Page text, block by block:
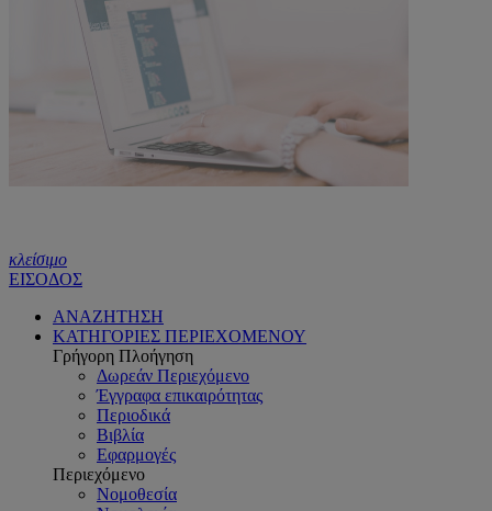
κλείσιμο
ΕΙΣΟΔΟΣ
ΑΝΑΖΗΤΗΣΗ
ΚΑΤΗΓΟΡΙΕΣ ΠΕΡΙΕΧΟΜΕΝΟΥ
Γρήγορη Πλοήγηση
Δωρεάν Περιεχόμενο
Έγγραφα επικαιρότητας
Περιοδικά
Βιβλία
Εφαρμογές
Περιεχόμενο
Νομοθεσία